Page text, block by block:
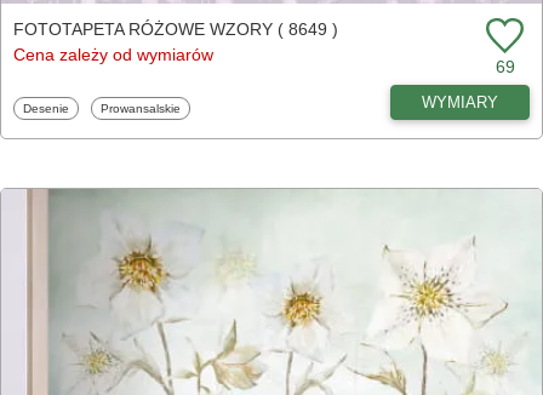
FOTOTAPETA RÓŻOWE WZORY ( 8649 )
Cena zależy od wymiarów
69
Fototapety
Desenie Fototapety
Prowansalskie WYMIARY